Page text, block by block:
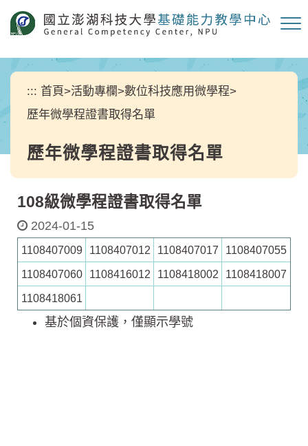
要
區
塊
::: 首頁>活動專欄>數位科技應用微學程>
歷年微學程證書取得名單
歷年微學程證書取得名單
108級微學程證書取得名單
2024-01-15
1108407009 1108407012 1108407017
1108407055
1108407060
1108416012 1108418002
1108418007
1108418061
基於個資保護，僅顯示學號